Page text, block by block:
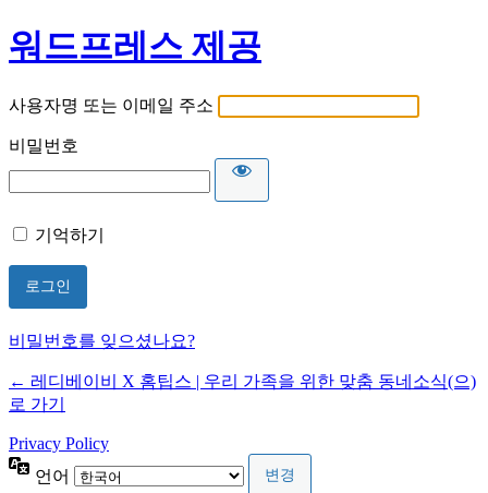
워드프레스 제공
사용자명 또는 이메일 주소
비밀번호
기억하기
비밀번호를 잊으셨나요?
← 레디베이비 X 홈팁스 | 우리 가족을 위한 맞춤 동네소식(으)
로 가기
Privacy Policy
언어